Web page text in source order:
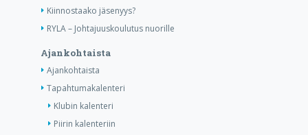
Kiinnostaako jäsenyys?
RYLA – Johtajuuskoulutus nuorille
Ajankohtaista
Ajankohtaista
Tapahtumakalenteri
Klubin kalenteri
Piirin kalenteriin